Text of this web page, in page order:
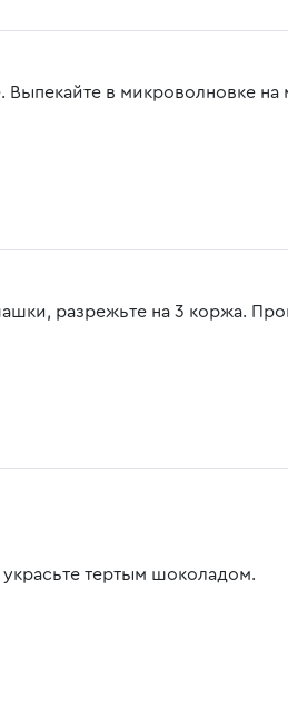
в микроволновке
разрежьте на 3 коржа.
тертым шоколадом.